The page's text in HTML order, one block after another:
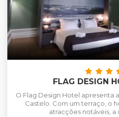
FLAG DESIGN
O Flag Design Hotel apresenta
Castelo. Com um terraço, o
atracções notáveis, a